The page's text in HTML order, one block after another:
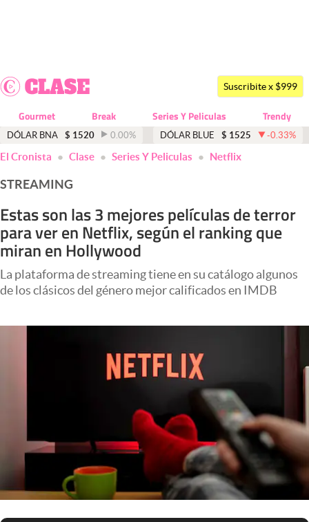
Dólar
Economía y Política
Finanzas y Mercados
Mercados Online
Negocios
Columnistas
Apertura
El Cronista Studio
abre en nueva pestaña
Suscribite x $999
Gourmet Break Series Y Peliculas Trendy
DÓLAR BNA $ 1520 0.00% DÓLAR BLUE $ 1525 -0.33%
El Cronista Clase Series Y Peliculas Netflix
STREAMING
Estas son las 3 mejores películas de terror
para ver en Netflix, según el ranking que
miran en Hollywood
La plataforma de streaming tiene en su catálogo algunos
de los clásicos del género mejor calificados en IMDB